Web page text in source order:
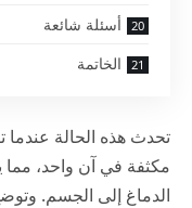
أسئلة شائعة
الخاتمة
تحدث هذه الحالة عندما
مكثفة في آن واحد، مما
الدماغ إلى الجسم.